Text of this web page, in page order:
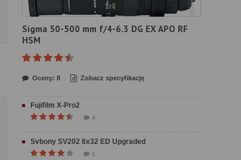
Sigma 50-500 mm f/4-6.3 DG EX APO RF
HSM
Oceny: 8 Zobacz specyfikację
Fujifilm X-Pro2
4
Svbony SV202 8x32 ED Upgraded
1